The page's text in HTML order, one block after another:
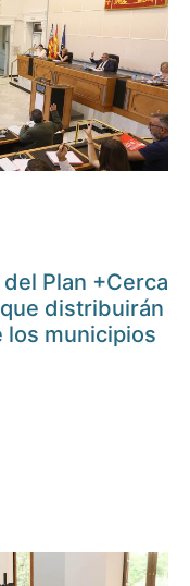
Plan +Cerca
distribuirán
los municipios